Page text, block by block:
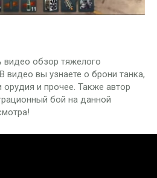
видео обзор тяжелого
видео вы узнаете о брони танка,
и прочее. Также автор
бой на данной